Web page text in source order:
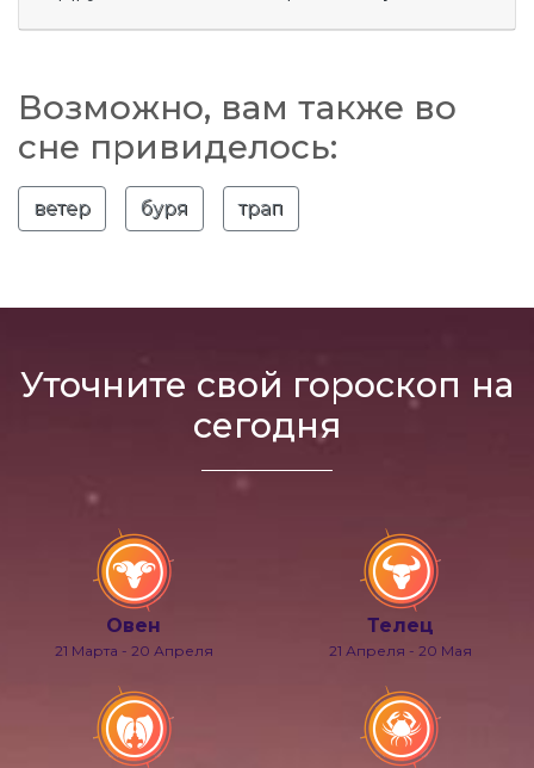
Возможно, вам также во
сне привиделось:
ветер буря трап
Уточните свой гороскоп на
сегодня
Овен
21 Марта - 20 Апреля
Телец
21 Апреля - 20 Мая